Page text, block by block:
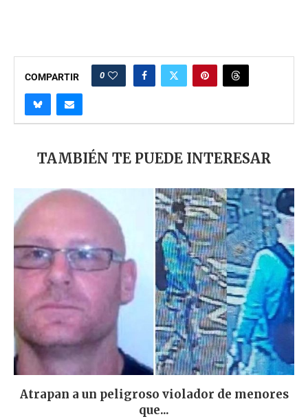
COMPARTIR 0
TAMBIÉN TE PUEDE INTERESAR
Atrapan a un peligroso violador de menores
que...